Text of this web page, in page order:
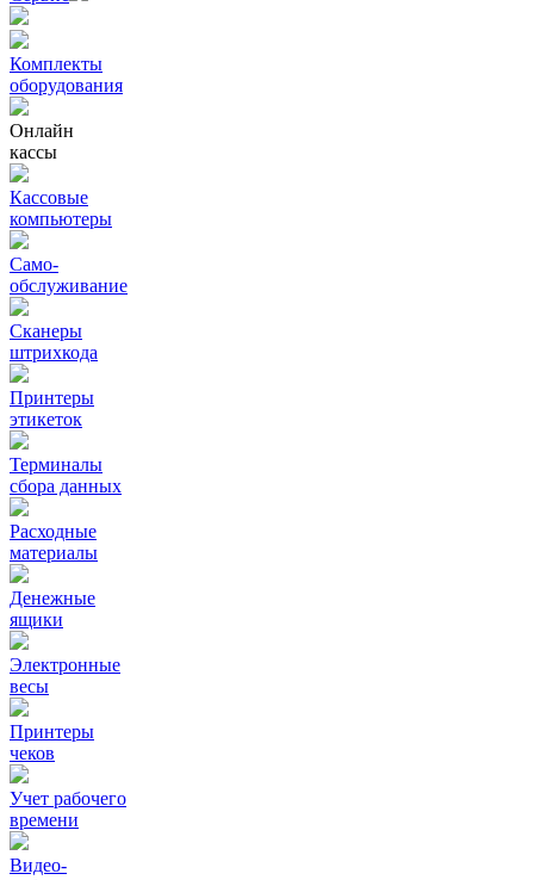
Комплекты
оборудования
Онлайн
кассы
Кассовые
компьютеры
Само-
обслуживание
Сканеры
штрихкода
Принтеры
этикеток
Терминалы
сбора данных
Расходные
материалы
Денежные
ящики
Электронные
весы
Принтеры
чеков
Учет рабочего
времени
Видео‑